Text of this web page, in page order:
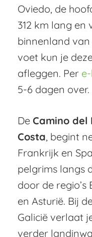
Oviedo, de
312 km lang en
binnenland van
voet kun je
afleggen. Per
5-6 dagen over.
De Camino del
Costa, begint
Frankrijk en
pelgrims langs
door de
en Asturië. Bij
Galicië verlaat
verder